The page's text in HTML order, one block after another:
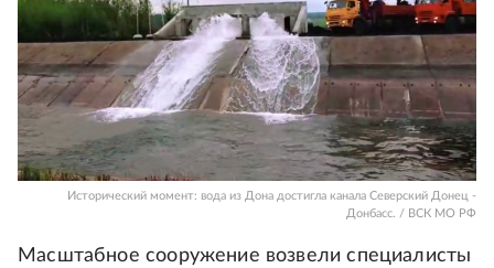
Исторический момент: вода из Дона достигла канала Северский Донец -
Донбасс. / ВСК МО РФ
Масштабное сооружение возвели специалисты